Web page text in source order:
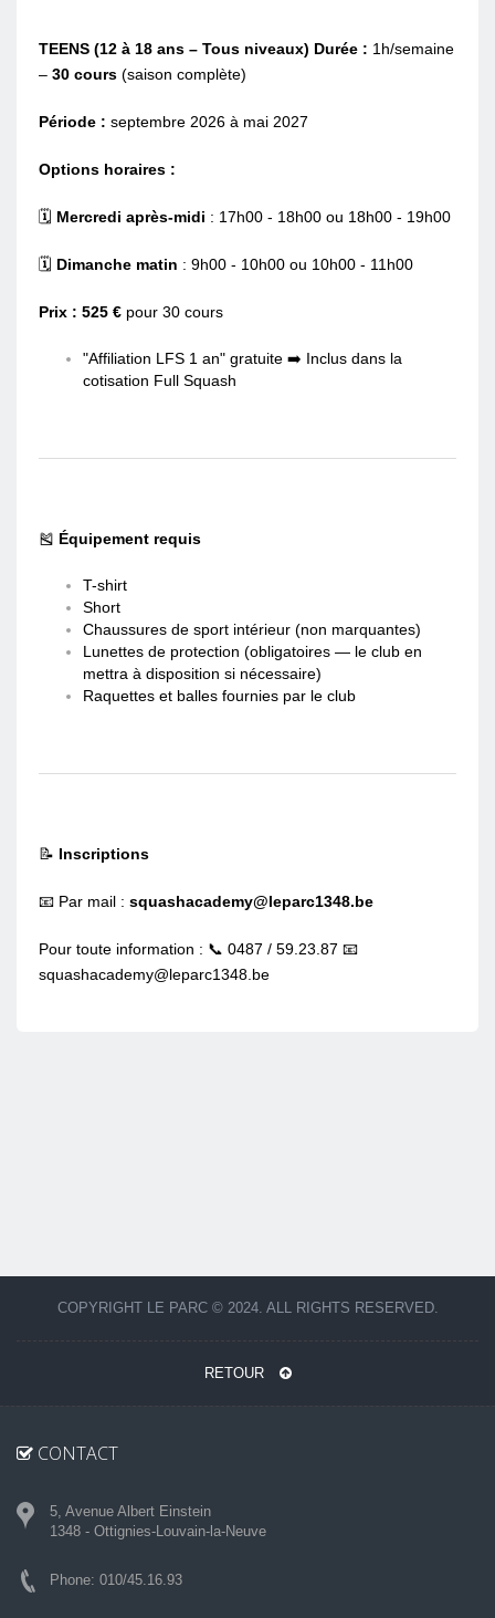
TEENS (12 à 18 ans – Tous niveaux) Durée : 1h/semaine
– 30 cours (saison complète)
Période : septembre 2026 à mai 2027
Options horaires :
🗓️ Mercredi après-midi : 17h00 - 18h00 ou 18h00 - 19h00
🗓️ Dimanche matin : 9h00 - 10h00 ou 10h00 - 11h00
Prix : 525 € pour 30 cours
"Affiliation LFS 1 an" gratuite ➡️ Inclus dans la
cotisation Full Squash
🎽 Équipement requis
T-shirt
Short
Chaussures de sport intérieur (non marquantes)
Lunettes de protection (obligatoires — le club en
mettra à disposition si nécessaire)
Raquettes et balles fournies par le club
📝 Inscriptions
📧 Par mail : squashacademy@leparc1348.be
Pour toute information : 📞 0487 / 59.23.87 📧
squashacademy@leparc1348.be
COPYRIGHT LE PARC © 2024. ALL RIGHTS RESERVED.
RETOUR
CONTACT
5, Avenue Albert Einstein
1348 - Ottignies-Louvain-la-Neuve
Phone: 010/45.16.93